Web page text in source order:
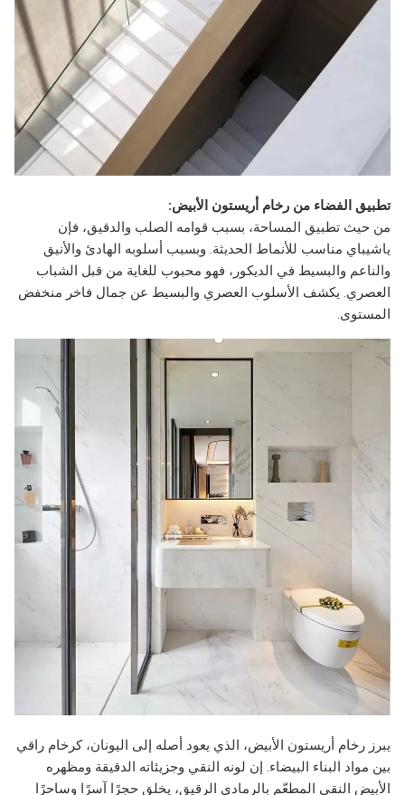
تطبيق الفضاء من رخام أريستون الأبيض:
من حيث تطبيق المساحة، بسبب قوامه الصلب والدقيق، فإن
ياشيباي مناسب للأنماط الحديثة. وبسبب أسلوبه الهادئ والأنيق
والناعم والبسيط في الديكور، فهو محبوب للغاية من قبل الشباب
العصري. يكشف الأسلوب العصري والبسيط عن جمال فاخر منخفض
المستوى.
يبرز رخام أريستون الأبيض، الذي يعود أصله إلى اليونان، كرخام راقي
بين مواد البناء البيضاء. إن لونه النقي وجزيئاته الدقيقة ومظهره
الأبيض النقي المطعّم بالرمادي الرقيق، يخلق حجرًا آسرًا وساحرًا